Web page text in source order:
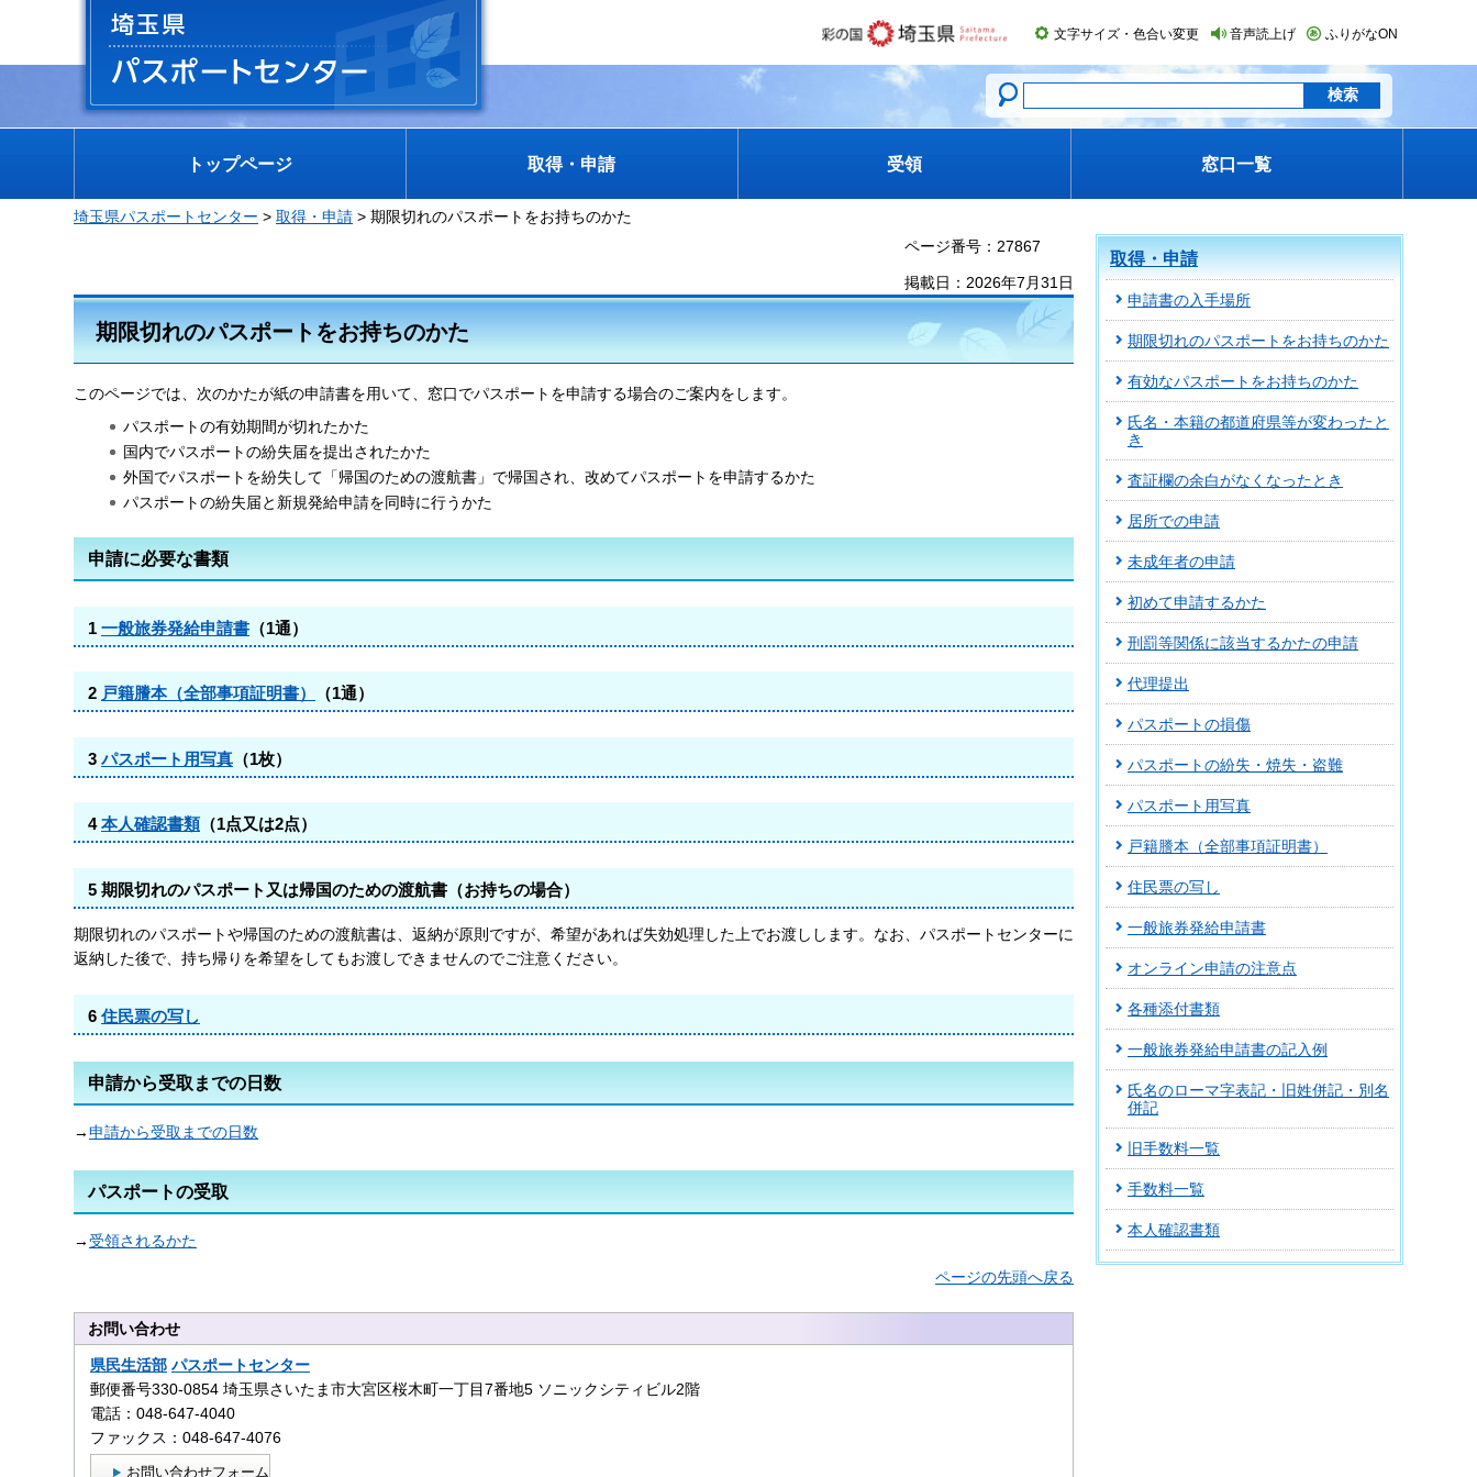
埼玉県 パスポートセンター 文字サイズ・色合い変更 音声読上げ ふりがなON
トップページ 取得・申請 受領 窓口一覧
埼玉県パスポートセンター > 取得・申請 > 期限切れのパスポートをお持ちのかた
ページ番号：27867
掲載日：2026年7月31日
期限切れのパスポートをお持ちのかた
このページでは、次のかたが紙の申請書を用いて、窓口でパスポートを申請する場合のご案内をします。
パスポートの有効期間が切れたかた
国内でパスポートの紛失届を提出されたかた
外国でパスポートを紛失して「帰国のための渡航書」で帰国され、改めてパスポートを申請するかた
パスポートの紛失届と新規発給申請を同時に行うかた
申請に必要な書類
1 一般旅券発給申請書 （1通）
2 戸籍謄本（全部事項証明書） （1通）
3 パスポート用写真 （1枚）
4本人確認書類 （1点又は2点）
5 期限切れのパスポート又は帰国のための渡航書（お持ちの場合）
期限切れのパスポートや帰国のための渡航書は、返納が原則ですが、希望があれば失効処理した上でお渡しします。なお、パスポートセンターに
返納した後で、持ち帰りを希望をしてもお渡しできませんのでご注意ください。
6 住民票の写し
申請から受取までの日数
→申請から受取までの日数
パスポートの受取
→受領されるかた
ページの先頭へ戻る
お問い合わせ
県民生活部 パスポートセンター
郵便番号330-0854 埼玉県さいたま市大宮区桜木町一丁目7番地5 ソニックシティビル2階
電話：048-647-4040
ファックス：048-647-4076
お問い合わせフォーム
取得・申請
申請書の入手場所
期限切れのパスポートをお持ちのかた
有効なパスポートをお持ちのかた
氏名・本籍の都道府県等が変わったと
き
査証欄の余白がなくなったとき
居所での申請
未成年者の申請
初めて申請するかた
刑罰等関係に該当するかたの申請
代理提出
パスポートの損傷
パスポートの紛失・焼失・盗難
パスポート用写真
戸籍謄本（全部事項証明書）
住民票の写し
一般旅券発給申請書
オンライン申請の注意点
各種添付書類
一般旅券発給申請書の記入例
氏名のローマ字表記・旧姓併記・別名
併記
旧手数料一覧
手数料一覧
本人確認書類